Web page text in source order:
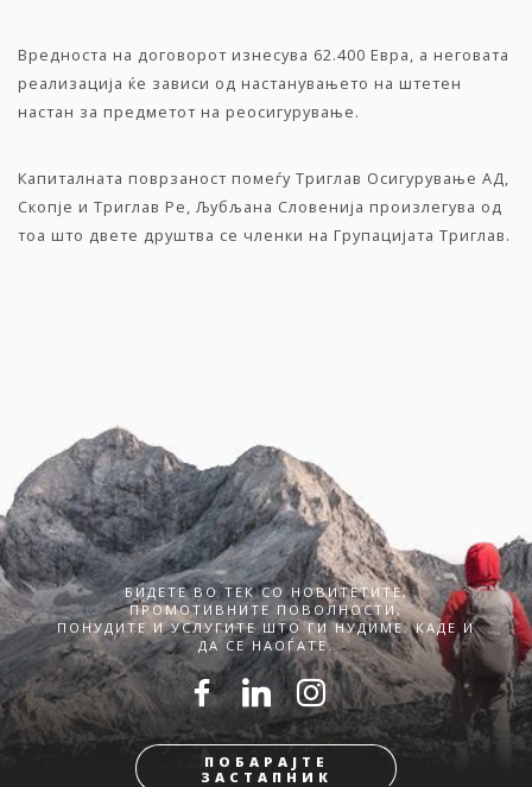
Вредноста на договорот изнесува 62.400 Евра, а неговата
реализација ќе зависи од настанувањето на штетен
настан за предметот на реосигурување.
Капиталната поврзаност помеѓу Триглав Осигурување АД,
Скопје и Триглав Ре, Љубљана Словенија произлегува од
тоа што двете друштва се членки на Групацијата Триглав.
БИДЕТЕ ВО ТЕК СО НОВИТЕТИТЕ,
ПРОМОТИВНИТЕ ПОВОЛНОСТИ,
ПОНУДИТЕ И УСЛУГИТЕ ШТО ГИ НУДИМЕ. КАДЕ И
ДА СЕ НАОЃАТЕ.
ПОБАРАЈТЕ
ЗАСТАПНИК